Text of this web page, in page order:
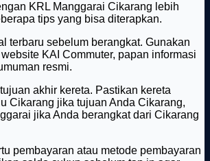
KRL Manggarai Cikarang lebih
tips yang bisa diterapkan.
terbaru sebelum berangkat. Gunakan
KAI Commuter, papan informasi
resmi.
akhir kereta. Pastikan kereta
Cikarang jika tujuan Anda Cikarang,
jika Anda berangkat dari Cikarang
pembayaran atau metode pembayaran